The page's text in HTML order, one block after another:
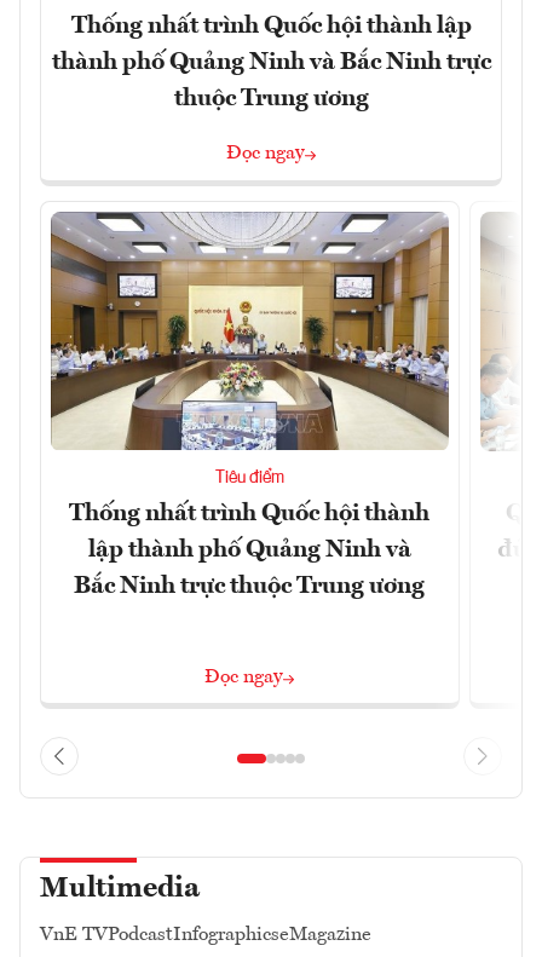
Thống nhất trình Quốc hội thành lập
thành phố Quảng Ninh và Bắc Ninh trực
thuộc Trung ương
Đọc ngay
Tiêu điểm
Thống nhất trình Quốc hội thành
lập thành phố Quảng Ninh và
Bắc Ninh trực thuộc Trung ương
Đọc ngay
đủ
Multimedia
VnE TVPodcastInfographicseMagazine